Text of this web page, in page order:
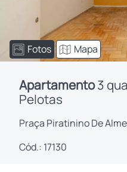
Fotos Mapa
Apartamento3
Pelotas
Praça Piratinino De
Cód.: 17130